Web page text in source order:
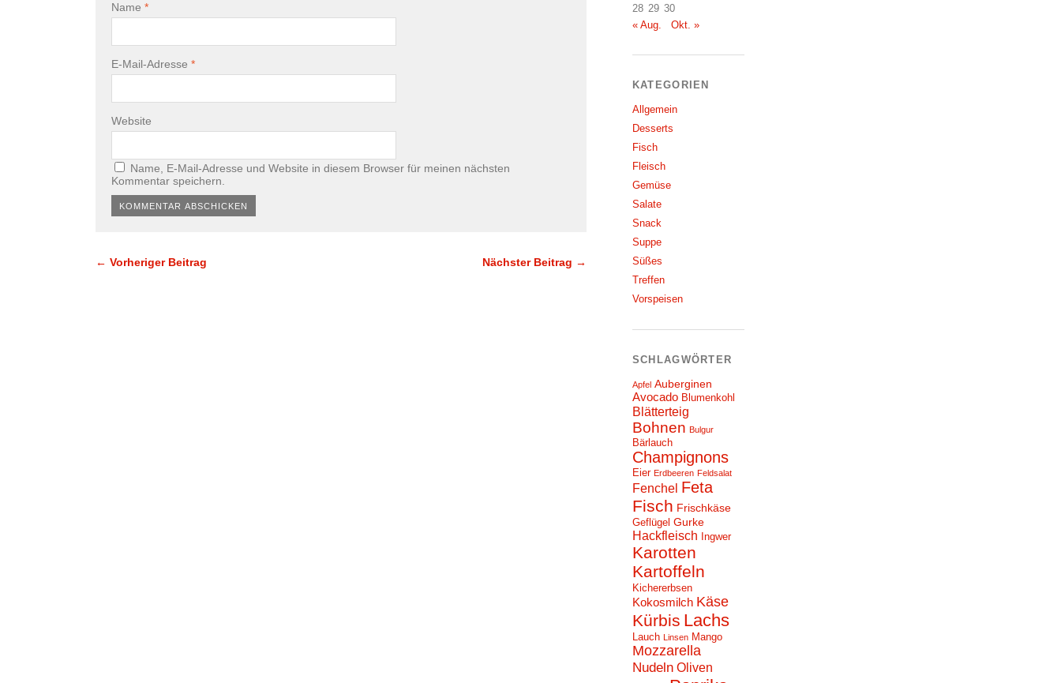
Name *
E-Mail-Adresse *
Website
Name, E-Mail-Adresse und Website in diesem Browser für meinen nächsten
Kommentar speichern.
← Vorheriger Beitrag Nächster Beitrag →
28 29 30
« Aug.
Okt. »
KATEGORIEN
Allgemein
Desserts
Fisch
Fleisch
Gemüse
Salate
Snack
Suppe
Süßes
Treffen
Vorspeisen
SCHLAGWÖRTER
Apfel Auberginen
Avocado Blumenkohl
Blätterteig
Bohnen Bulgur
Bärlauch
Champignons
Eier Erdbeeren Feldsalat
Fenchel Feta
Fisch Frischkäse
Geflügel Gurke
Hackfleisch Ingwer
Karotten
Kartoffeln
Kichererbsen
Kokosmilch Käse
Kürbis Lachs
Lauch Linsen Mango
Mozzarella
Nudeln Oliven